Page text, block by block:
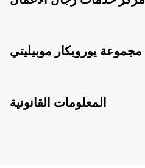
مجموعة يوروبكار موبيليتي
المعلومات القانونية